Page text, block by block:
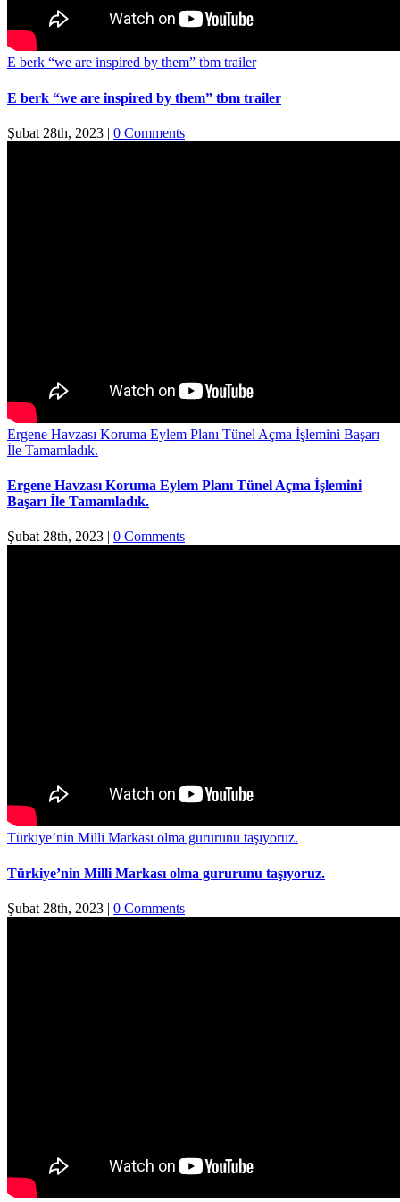
E berk “we are inspired by them” tbm trailer
E berk “we are inspired by them” tbm trailer
Şubat 28th, 2023 | 0 Comments
Ergene Havzası Koruma Eylem Planı Tünel Açma İşlemini Başarı
İle Tamamladık.
Ergene Havzası Koruma Eylem Planı Tünel Açma İşlemini
Başarı İle Tamamladık.
Şubat 28th, 2023 | 0 Comments
Türkiye’nin Milli Markası olma gururunu taşıyoruz.
Türkiye’nin Milli Markası olma gururunu taşıyoruz.
Şubat 28th, 2023 | 0 Comments